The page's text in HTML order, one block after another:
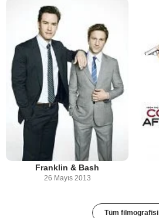
Franklin & Bash
26 Mayıs 2013
Tüm filmografisi